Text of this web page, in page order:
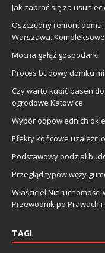
Jak zabrać się za
Oszczędny remont
Warszawa.
Mocna gałąź gospodarki
Proces budowy domku
Czy warto kupić basen
ogrodowe Katowice
Wybór odpowiednich
Efekty końcowe
Podstawowy podział
Przegląd typów węży
Właściciel
Przewodnik po Prawach i
TAGI